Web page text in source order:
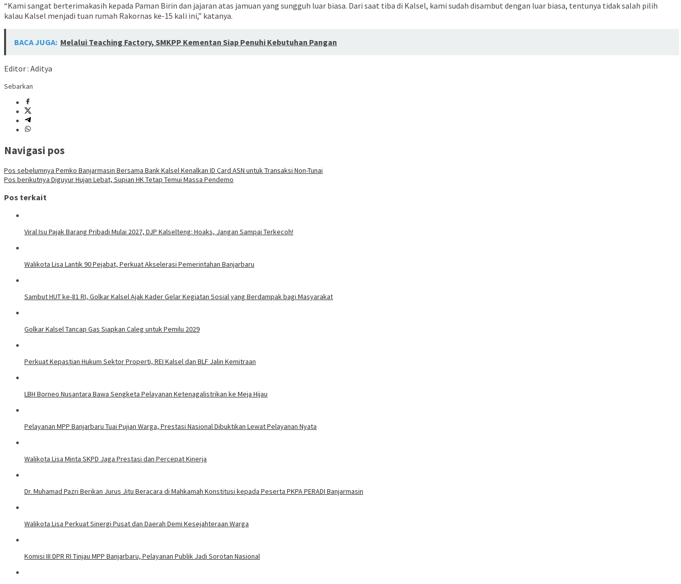
“Kami sangat berterimakasih kepada Paman Birin dan jajaran atas jamuan yang sungguh luar biasa. Dari saat tiba di Kalsel, kami sudah disambut dengan luar biasa, tentunya tidak salah pilih
kalau Kalsel menjadi tuan rumah Rakornas ke-15 kali ini,” katanya.
BACA JUGA: Melalui Teaching Factory, SMKPP Kementan Siap Penuhi Kebutuhan Pangan
Editor : Aditya
Sebarkan
Navigasi pos
Pos sebelumnya Pemko Banjarmasin Bersama Bank Kalsel Kenalkan ID Card ASN untuk Transaksi Non-Tunai
Pos berikutnya Diguyur Hujan Lebat, Supian HK Tetap Temui Massa Pendemo
Pos terkait
Viral Isu Pajak Barang Pribadi Mulai 2027, DJP Kalselteng: Hoaks, Jangan Sampai Terkecoh!
Walikota Lisa Lantik 90 Pejabat, Perkuat Akselerasi Pemerintahan Banjarbaru
Sambut HUT ke-81 RI, Golkar Kalsel Ajak Kader Gelar Kegiatan Sosial yang Berdampak bagi Masyarakat
Golkar Kalsel Tancap Gas Siapkan Caleg untuk Pemilu 2029
Perkuat Kepastian Hukum Sektor Properti, REI Kalsel dan BLF Jalin Kemitraan
LBH Borneo Nusantara Bawa Sengketa Pelayanan Ketenagalistrikan ke Meja Hijau
Pelayanan MPP Banjarbaru Tuai Pujian Warga, Prestasi Nasional Dibuktikan Lewat Pelayanan Nyata
Walikota Lisa Minta SKPD Jaga Prestasi dan Percepat Kinerja
Dr. Muhamad Pazri Berikan Jurus Jitu Beracara di Mahkamah Konstitusi kepada Peserta PKPA PERADI Banjarmasin
Walikota Lisa Perkuat Sinergi Pusat dan Daerah Demi Kesejahteraan Warga
Komisi III DPR RI Tinjau MPP Banjarbaru, Pelayanan Publik Jadi Sorotan Nasional